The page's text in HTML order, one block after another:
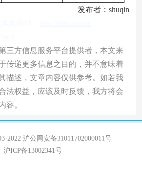
发布者：shuqin
方信息服务平台提供者，本文来
传递更多信息之目的，并不意味着
描述，文章内容仅供参考。如若我
法权益，应该及时反馈，我方将会
容。
2022 沪公网安备31011702000011号
沪ICP备13002341号